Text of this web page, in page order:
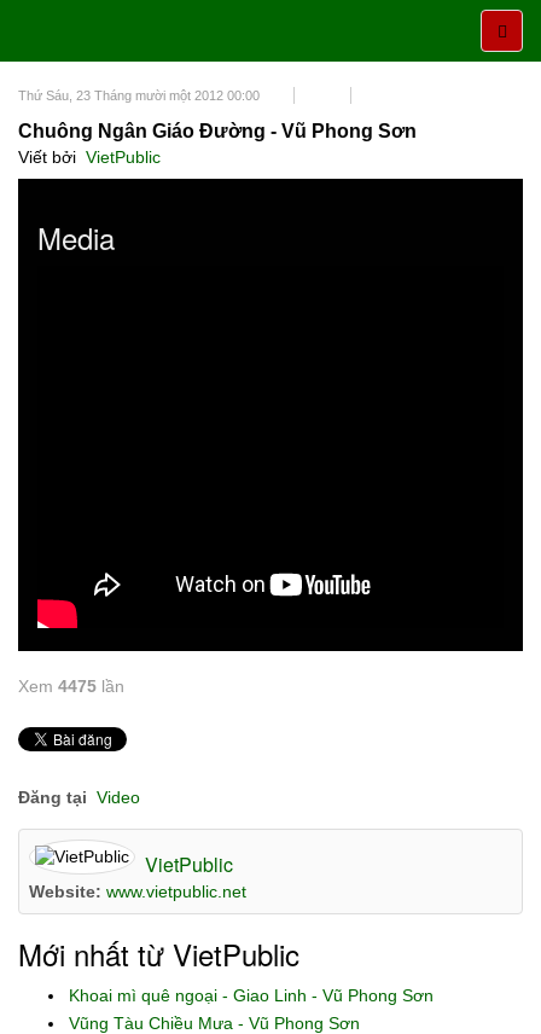
Thứ Sáu, 23 Tháng mười một 2012 00:00
Chuông Ngân Giáo Đường - Vũ Phong Sơn
Viết bởi VietPublic
Media
Xem 4475 lần
Đăng tại Video
VietPublic
Website: www.vietpublic.net
Mới nhất từ VietPublic
Khoai mì quê ngoại - Giao Linh - Vũ Phong Sơn
Vũng Tàu Chiều Mưa - Vũ Phong Sơn